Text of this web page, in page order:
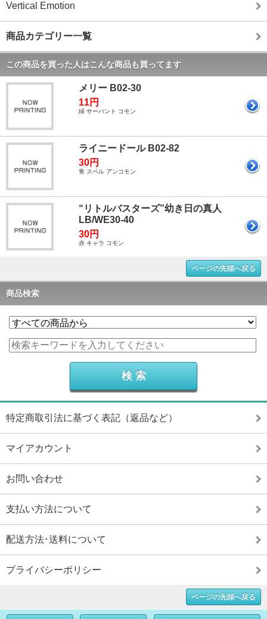
Vertical Emotion
商品カテゴリー一覧
この商品を買った人はこんな商品も買ってます
メリー B02-30
11円
緑 サーバント コモン
ライニードール B02-82
30円
青 スペル アンコモン
“リトルバスターズ”幼き日の真人
LB/WE30-40
30円
赤 キャラ コモン
ページの先頭へ戻る
商品検索
特定商取引法に基づく表記（返品など）
マイアカウント
お問い合わせ
支払い方法について
配送方法･送料について
プライバシーポリシー
ページの先頭へ戻る